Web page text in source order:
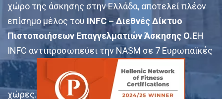
χώρο της άσκησης στην Ελλάδα, αποτελεί πλέον
επίσημο μέλος του INFC – Διεθνές Δίκτυο
Πιστοποιήσεων Επαγγελματιών Άσκησης Ο.ΕΗ
INFC αντιπροσωπεύει την NASM σε 7 Ευρωπαϊκές
χώρες.